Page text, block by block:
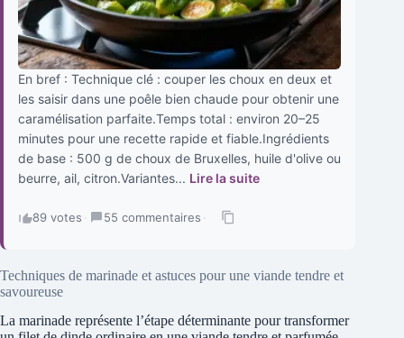
En bref : Technique clé : couper les choux en deux et
les saisir dans une poêle bien chaude pour obtenir une
caramélisation parfaite.Temps total : environ 20–25
minutes pour une recette rapide et fiable.Ingrédients
de base : 500 g de choux de Bruxelles, huile d'olive ou
beurre, ail, citron.Variantes... Lire la suite
89 votes · 55 commentaires ·
Techniques de marinade et astuces pour une viande tendre et
savoureuse
La marinade représente l’étape déterminante pour transformer